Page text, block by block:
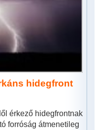
hidegfront
érkező hidegfrontnak
forróság átmenetileg